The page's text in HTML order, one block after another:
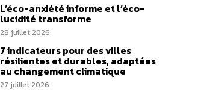
L’éco-anxiété informe et l’éco-
lucidité transforme
28 juillet 2026
7 indicateurs pour des villes
résilientes et durables, adaptées
au changement climatique
27 juillet 2026